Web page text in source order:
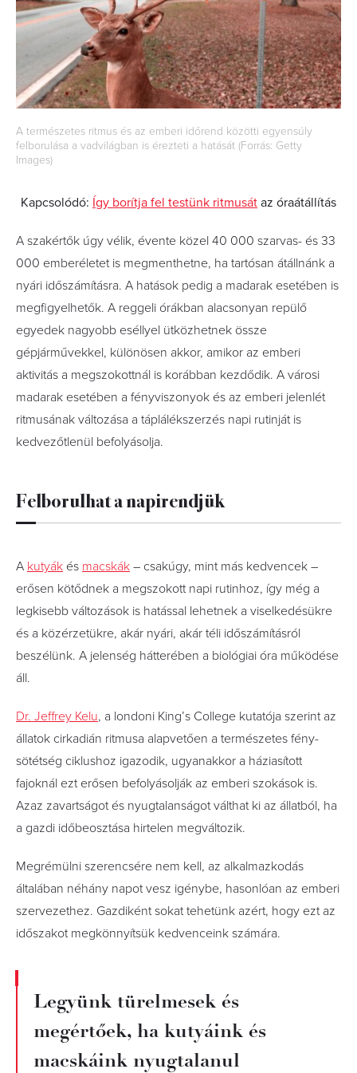
A természetes ritmus és az emberi időrend közötti egyensúly
felborulása a vadvilágban is érezteti a hatását (Forrás: Getty
Images)
Kapcsolódó: Így borítja fel testünk ritmusát az óraátállítás
A szakértők úgy vélik, évente közel 40 000 szarvas- és 33
000 emberéletet is megmenthetne, ha tartósan átállnánk a
nyári időszámításra. A hatások pedig a madarak esetében is
megfigyelhetők. A reggeli órákban alacsonyan repülő
egyedek nagyobb eséllyel ütközhetnek össze
gépjárművekkel, különösen akkor, amikor az emberi
aktivitás a megszokottnál is korábban kezdődik. A városi
madarak esetében a fényviszonyok és az emberi jelenlét
ritmusának változása a táplálékszerzés napi rutinját is
kedvezőtlenül befolyásolja.
Felborulhat a napirendjük
A kutyák és macskák – csakúgy, mint más kedvencek –
erősen kötődnek a megszokott napi rutinhoz, így még a
legkisebb változások is hatással lehetnek a viselkedésükre
és a közérzetükre, akár nyári, akár téli időszámításról
beszélünk. A jelenség hátterében a biológiai óra működése
áll.
Dr. Jeffrey Kelu, a londoni King’s College kutatója szerint az
állatok cirkadián ritmusa alapvetően a természetes fény-
sötétség ciklushoz igazodik, ugyanakkor a háziasított
fajoknál ezt erősen befolyásolják az emberi szokások is.
Azaz zavartságot és nyugtalanságot válthat ki az állatból, ha
a gazdi időbeosztása hirtelen megváltozik.
Megrémülni szerencsére nem kell, az alkalmazkodás
általában néhány napot vesz igénybe, hasonlóan az emberi
szervezethez. Gazdiként sokat tehetünk azért, hogy ezt az
időszakot megkönnyítsük kedvenceink számára.
Legyünk türelmesek és
megértőek, ha kutyáink és
macskáink nyugtalanul